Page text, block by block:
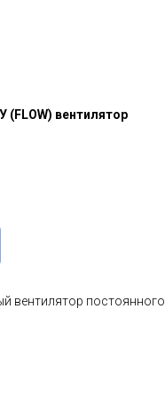
(FLOW) вентилятор
вентилятор